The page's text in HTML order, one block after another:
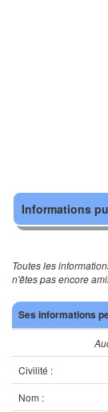
Informations
Toutes les
n'êtes pas encore
Ses informations
Civilité :
Nom :